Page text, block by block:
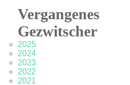
Vergangenes
Gezwitscher
2025
2024
2023
2022
2021